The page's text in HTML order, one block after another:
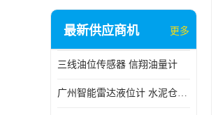
最新供应商机 更多
三线油位传感器 信翔油量计
广州智能雷达液位计 水泥仓料位